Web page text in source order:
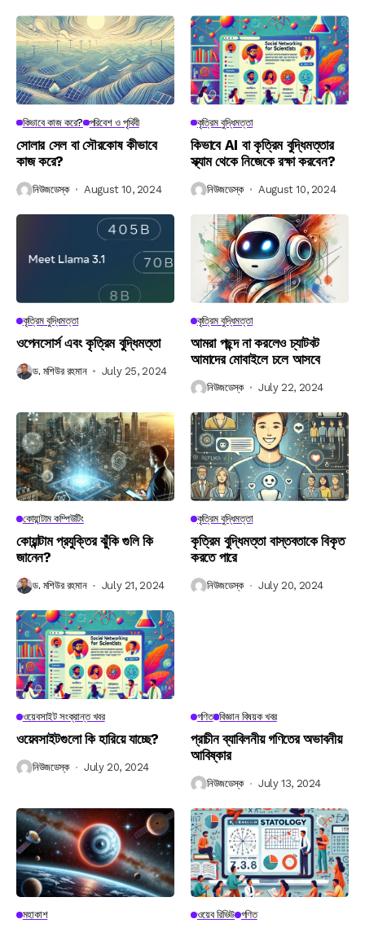
কিভাবে কাজ করে? পরিবেশ ও পৃথিবী
সোলার সেল বা সৌরকোষ কীভাবে
কাজ করে?
নিউজডেস্ক August 10, 2024
কৃত্রিম বুদ্ধিমত্তা
কিভাবে AI বা কৃত্রিম বুদ্ধিমত্তার
স্ক্যাম থেকে নিজেকে রক্ষা করবেন?
নিউজডেস্ক August 10, 2024
কৃত্রিম বুদ্ধিমত্তা
ওপেনসোর্স এবং কৃত্রিম বুদ্ধিমত্তা
ড. মশিউর রহমান July 25, 2024
কৃত্রিম বুদ্ধিমত্তা
আমরা পছন্দ না করলেও চ্যাটবট
আমাদের মোবাইলে চলে আসবে
নিউজডেস্ক July 22, 2024
কোয়ান্টাম কম্পিউটিং
কোয়ান্টাম প্রযুক্তির ঝুঁকি গুলি কি
জানেন?
ড. মশিউর রহমান July 21, 2024
কৃত্রিম বুদ্ধিমত্তা
কৃত্রিম বুদ্ধিমত্তা বাস্তবতাকে বিকৃত
করতে পারে
নিউজডেস্ক July 20, 2024
ওয়েবসাইট সংক্রান্ত খবর
ওয়েবসাইটগুলো কি হারিয়ে যাচ্ছে?
নিউজডেস্ক July 20, 2024
গণিত বিজ্ঞান বিষয়ক খবর
প্রাচীন ব্যাবিলনীয় গণিতের অভাবনীয়
আবিষ্কার
নিউজডেস্ক July 13, 2024
মহাকাশ ওয়েব রিভিউ গণিত